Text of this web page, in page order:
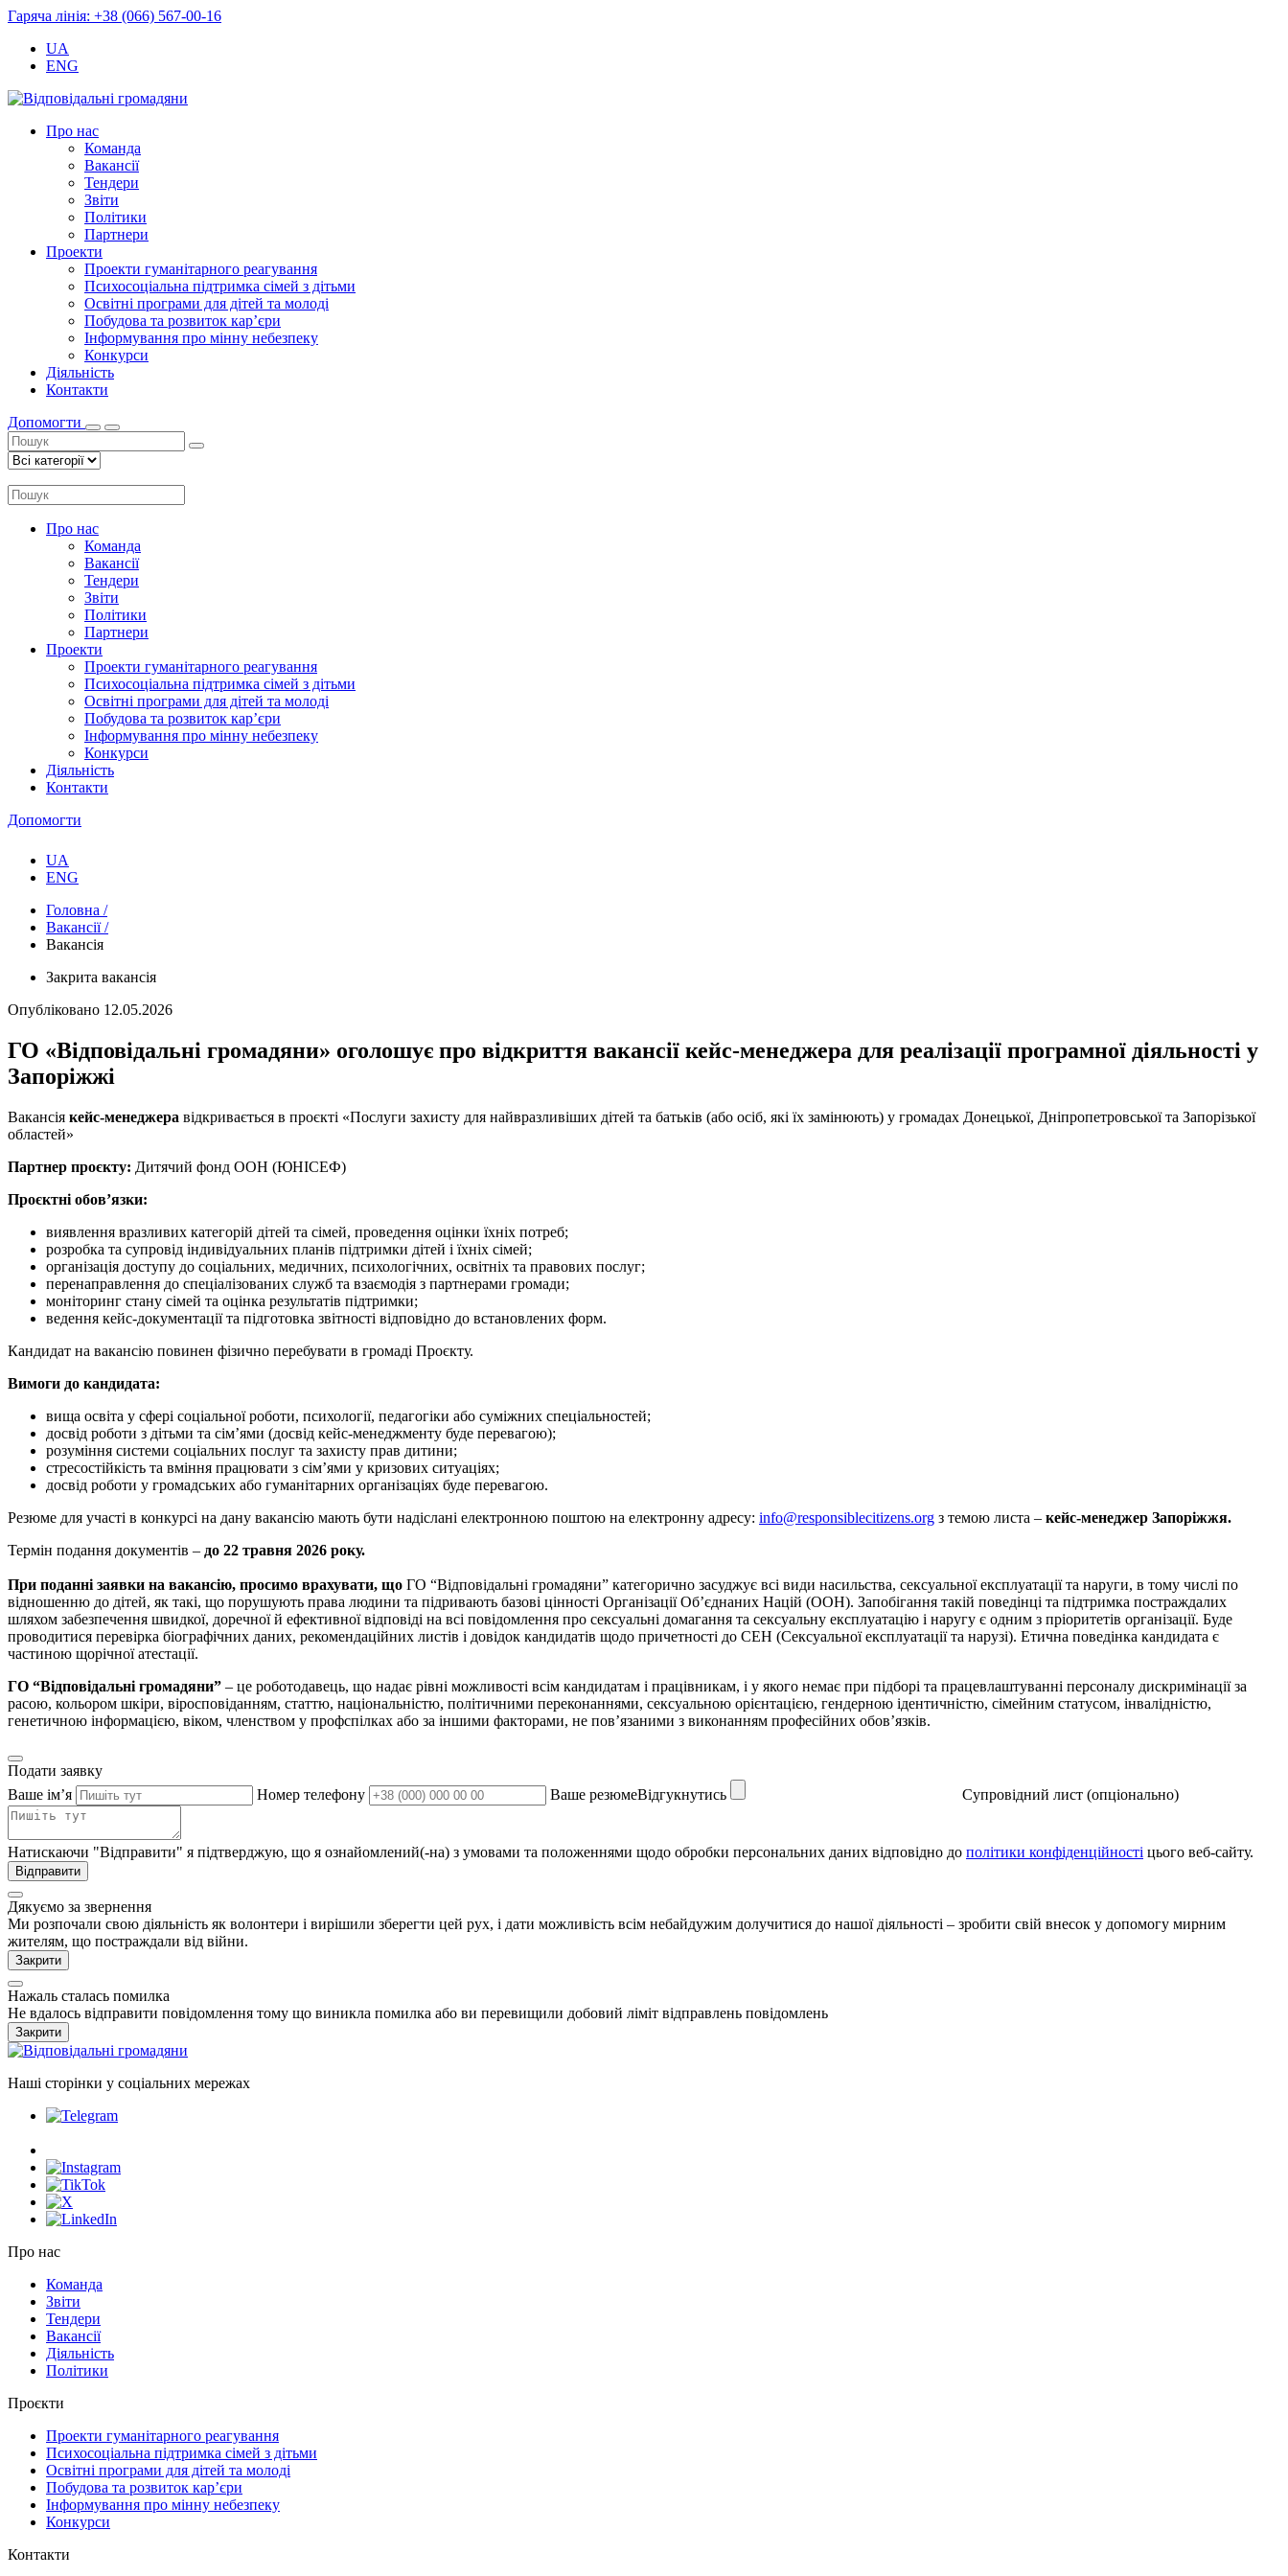
Гаряча лінія: +38 (066) 567-00-16
UA
ENG
Про нас
Команда
Вакансії
Тендери
Звіти
Політики
Партнери
Проекти
Проекти гуманітарного реагування
Психосоціальна підтримка сімей з дітьми
Освітні програми для дітей та молоді
Побудова та розвиток кар’єри
Інформування про мінну небезпеку
Конкурси
Діяльність
Контакти
Допомогти
Про нас
Команда
Вакансії
Тендери
Звіти
Політики
Партнери
Проекти
Проекти гуманітарного реагування
Психосоціальна підтримка сімей з дітьми
Освітні програми для дітей та молоді
Побудова та розвиток кар’єри
Інформування про мінну небезпеку
Конкурси
Діяльність
Контакти
Допомогти
UA
ENG
Головна /
Вакансії /
Вакансія
Закрита вакансія
Опубліковано 12.05.2026
ГО «Відповідальні громадяни» оголошує про відкриття вакансії кейс-менеджера для реалізації програмної діяльності у
Запоріжжі
Вакансія кейс-менеджера відкривається в проєкті «Послуги захисту для найвразливіших дітей та батьків (або осіб, які їх замінюють) у громадах Донецької, Дніпропетровської та Запорізької
областей»
Партнер проєкту: Дитячий фонд ООН (ЮНІСЕФ)
Проєктні обов’язки:
виявлення вразливих категорій дітей та сімей, проведення оцінки їхніх потреб;
розробка та супровід індивідуальних планів підтримки дітей і їхніх сімей;
організація доступу до соціальних, медичних, психологічних, освітніх та правових послуг;
перенаправлення до спеціалізованих служб та взаємодія з партнерами громади;
моніторинг стану сімей та оцінка результатів підтримки;
ведення кейс-документації та підготовка звітності відповідно до встановлених форм.
Кандидат на вакансію повинен фізично перебувати в громаді Проєкту.
Вимоги до кандидата:
вища освіта у сфері соціальної роботи, психології, педагогіки або суміжних спеціальностей;
досвід роботи з дітьми та сім’ями (досвід кейс-менеджменту буде перевагою);
розуміння системи соціальних послуг та захисту прав дитини;
стресостійкість та вміння працювати з сім’ями у кризових ситуаціях;
досвід роботи у громадських або гуманітарних організаціях буде перевагою.
Резюме для участі в конкурсі на дану вакансію мають бути надіслані електронною поштою на електронну адресу: info@responsiblecitizens.org з темою листа – кейс-менеджер Запоріжжя.
Термін подання документів – до 22 травня 2026 року.
При поданні заявки на вакансію, просимо врахувати, що ГО “Відповідальні громадяни” категорично засуджує всі види насильства, сексуальної експлуатації та наруги, в тому числі по
відношенню до дітей, як такі, що порушують права людини та підривають базові цінності Організації Об’єднаних Націй (ООН). Запобігання такій поведінці та підтримка постраждалих
шляхом забезпечення швидкої, доречної й ефективної відповіді на всі повідомлення про сексуальні домагання та сексуальну експлуатацію і наругу є одним з пріоритетів організації. Буде
проводитися перевірка біографічних даних, рекомендаційних листів і довідок кандидатів щодо причетності до СЕН (Сексуальної експлуатації та нарузі). Етична поведінка кандидата є
частиною щорічної атестації.
ГО “Відповідальні громадяни” – це роботодавець, що надає рівні можливості всім кандидатам і працівникам, і у якого немає при підборі та працевлаштуванні персоналу дискримінації за
расою, кольором шкіри, віросповіданням, статтю, національністю, політичними переконаннями, сексуальною орієнтацією, гендерною ідентичністю, сімейним статусом, інвалідністю,
генетичною інформацією, віком, членством у профспілках або за іншими факторами, не пов’язаними з виконанням професійних обов’язків.
Подати заявку
Ваше імʼя
Номер телефону Ваше резюмеВідгукнутись Супровідний лист (опціонально)
Натискаючи "Відправити" я підтверджую, що я ознайомлений(-на) з умовами та положеннями щодо обробки персональних даних відповідно до політики конфіденційності цього веб-сайту.
Відправити
Дякуємо за звернення
Ми розпочали свою діяльність як волонтери і вирішили зберегти цей рух, і дати можливість всім небайдужим долучитися до нашої діяльності – зробити свій внесок у допомогу мирним
жителям, що постраждали від війни.
Закрити
Нажаль сталась помилка
Не вдалось відправити повідомлення тому що виникла помилка або ви перевищили добовий ліміт відправлень повідомлень
Закрити
Наші сторінки у соціальних мережах
Про нас
Команда
Звіти
Тендери
Вакансії
Діяльність
Політики
Проєкти
Проекти гуманітарного реагування
Психосоціальна підтримка сімей з дітьми
Освітні програми для дітей та молоді
Побудова та розвиток кар’єри
Інформування про мінну небезпеку
Конкурси
Контакти